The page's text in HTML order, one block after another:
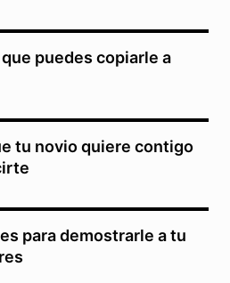
puedes copiarle a
tu novio quiere contigo
para demostrarle a tu